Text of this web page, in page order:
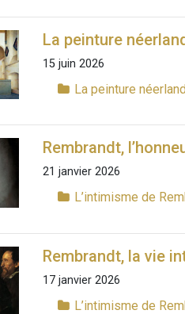
La peinture
15 juin 2026
La peinture
Rembrandt,
21 janvier 2026
L’intimisme de
Rembrandt, la vie
17 janvier 2026
L’intimisme de